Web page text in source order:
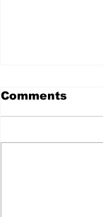
Comments